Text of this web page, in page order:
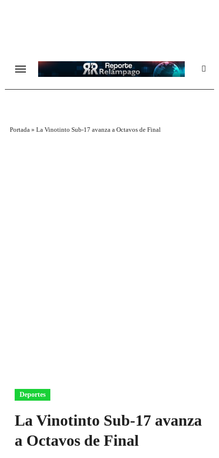
Portada» La Vinotinto Sub-17 avanza a Octavos de Final
Deportes
La Vinotinto Sub-17 avanza
a Octavos de Final